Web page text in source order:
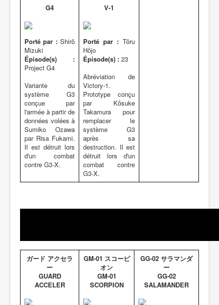
G4
Porté par :Shirô
Mizuki
Épisode(s) :
Project G4
Variante du
système G3
conçue par
l'armée à partir de
données volées à
Sumiko Ozawa
par Risa Fukami.
Il est détruit lors
d'un combat
contre G3-X.
V-1
Porté par : Tôru
Hôjo
Épisode(s) : 23
Abréviation de
Victory-1.
Prototype conçu
par Kôsuke
Takamura pour
remplacer le
système G3
après sa
destruction. Il est
détruit lors d'un
combat contre
G3-X.
ガード アクセラ
ー
GUARD
ACCELER
GM-01 スコーピ
オン
GM-01
SCORPION
GG-02 サラマンダ
ー
GG-02
SALAMANDER